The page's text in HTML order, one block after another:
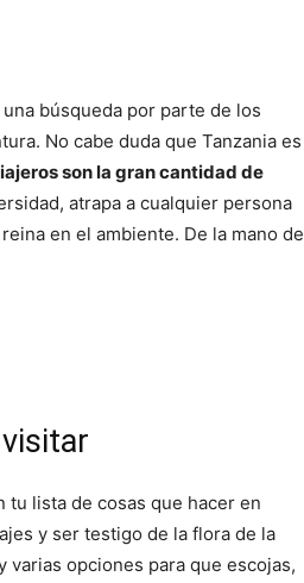
una búsqueda por parte de los
No cabe duda que Tanzania es
son la gran cantidad de
atrapa a cualquier persona
en el ambiente. De la mano de
lista de cosas que hacer en
y ser testigo de la flora de la
opciones para que escojas,